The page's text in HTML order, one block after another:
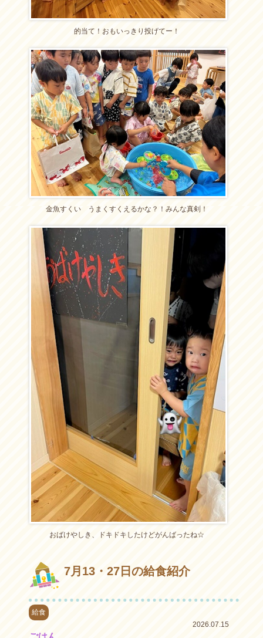
的当て！おもいっきり投げてー！
金魚すくい うまくすくえるかな？！みんな真剣！
おばけやしき、ドキドキしたけどがんばったね☆
7月13・27日の給食紹介
給食
2026.07.15